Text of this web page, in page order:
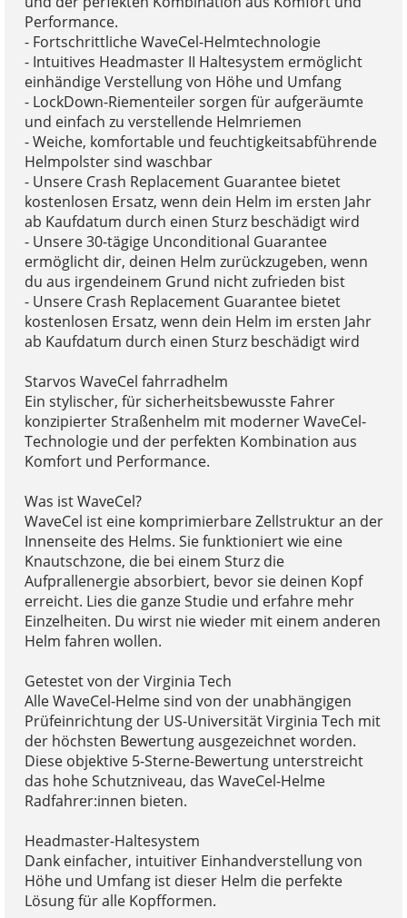
Performance.
- Fortschrittliche WaveCel-Helmtechnologie
- Intuitives Headmaster II Haltesystem ermöglicht
einhändige Verstellung von Höhe und Umfang
- LockDown-Riementeiler sorgen für aufgeräumte
und einfach zu verstellende Helmriemen
- Weiche, komfortable und feuchtigkeitsabführende
Helmpolster sind waschbar
- Unsere Crash Replacement Guarantee bietet
kostenlosen Ersatz, wenn dein Helm im ersten Jahr
ab Kaufdatum durch einen Sturz beschädigt wird
- Unsere 30-tägige Unconditional Guarantee
ermöglicht dir, deinen Helm zurückzugeben, wenn
du aus irgendeinem Grund nicht zufrieden bist
- Unsere Crash Replacement Guarantee bietet
kostenlosen Ersatz, wenn dein Helm im ersten Jahr
ab Kaufdatum durch einen Sturz beschädigt wird
Starvos WaveCel fahrradhelm
Ein stylischer, für sicherheitsbewusste Fahrer
konzipierter Straßenhelm mit moderner WaveCel-
Technologie und der perfekten Kombination aus
Komfort und Performance.
Was ist WaveCel?
WaveCel ist eine komprimierbare Zellstruktur an der
Innenseite des Helms. Sie funktioniert wie eine
Knautschzone, die bei einem Sturz die
Aufprallenergie absorbiert, bevor sie deinen Kopf
erreicht. Lies die ganze Studie und erfahre mehr
Einzelheiten. Du wirst nie wieder mit einem anderen
Helm fahren wollen.
Getestet von der Virginia Tech
Alle WaveCel-Helme sind von der unabhängigen
Prüfeinrichtung der US-Universität Virginia Tech mit
der höchsten Bewertung ausgezeichnet worden.
Diese objektive 5-Sterne-Bewertung unterstreicht
das hohe Schutzniveau, das WaveCel-Helme
Radfahrer:innen bieten.
Headmaster-Haltesystem
Dank einfacher, intuitiver Einhandverstellung von
Höhe und Umfang ist dieser Helm die perfekte
Lösung für alle Kopfformen.